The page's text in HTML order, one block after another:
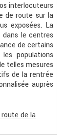
interlocuteurs
de route sur la
exposées. La
dans le centres
de certains
populations
telles mesures
de la rentrée
auprès
de la